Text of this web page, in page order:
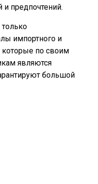
и предпочтений.
только
импортного и
которые по своим
являются
большой